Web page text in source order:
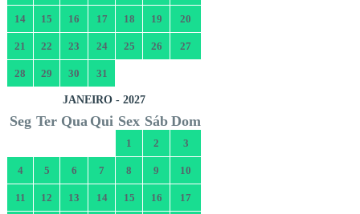
14 15 16 17 18 19 20
21 22 23 24 25 26 27
28 29 30 31
JANEIRO - 2027
Seg Ter Qua Qui Sex Sáb Dom
1 2 3
4 5 6 7 8 9 10
11 12 13 14 15 16 17